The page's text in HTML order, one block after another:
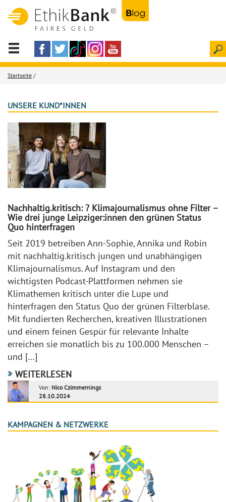
Startseite /
UNSERE KUND*INNEN
Nachhaltig.kritisch: ? Klimajournalismus ohne Filter –
Wie drei junge Leipziger:innen den grünen Status
Quo hinterfragen
Seit 2019 betreiben Ann-Sophie, Annika und Robin
mit nachhaltig.kritisch jungen und unabhängigen
Klimajournalismus. Auf Instagram und den
wichtigsten Podcast-Plattformen nehmen sie
Klimathemen kritisch unter die Lupe und
hinterfragen den Status Quo der grünen Filterblase.
Mit fundierten Recherchen, kreativen Illustrationen
und einem feinen Gespür für relevante Inhalte
erreichen sie monatlich bis zu 100.000 Menschen –
und […]
WEITERLESEN
Von: Nico Czimmernings
28.10.2024
KAMPAGNEN & NETZWERKE